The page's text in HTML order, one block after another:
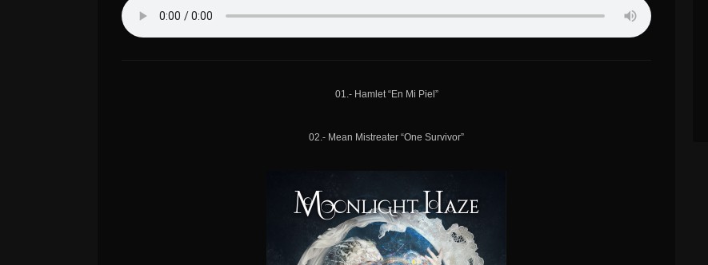
01.- Hamlet “En Mi Piel”
02.- Mean Mistreater “One Survivor”